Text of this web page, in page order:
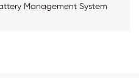
Management System